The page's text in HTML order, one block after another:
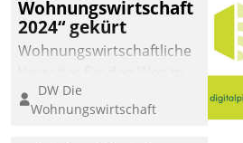
Wohnungswirtschaft
2024“ gekürt
Wohnungswirtschaftliche
eine digitale Zukunft zu
finden, ist das Ziel des
DW Die
Wohnungswirtschaft